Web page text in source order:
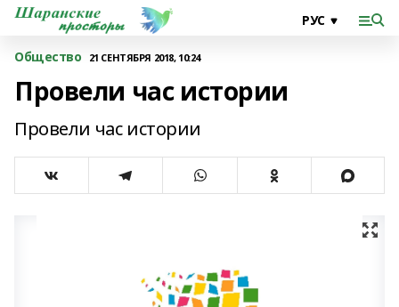
Общество 21 СЕНТЯБРЯ 2018, 10:24
Провели час истории
Провели час истории